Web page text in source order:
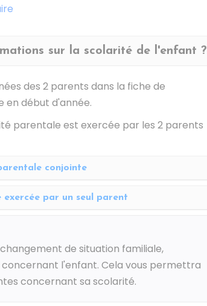
sur la scolarité de l'enfant ?
des 2 parents dans la fiche de
en début d'année.
parentale est exercée par les 2 parents
conjointe
par un seul parent
de situation familiale,
l'enfant. Cela vous permettra
concernant sa scolarité.